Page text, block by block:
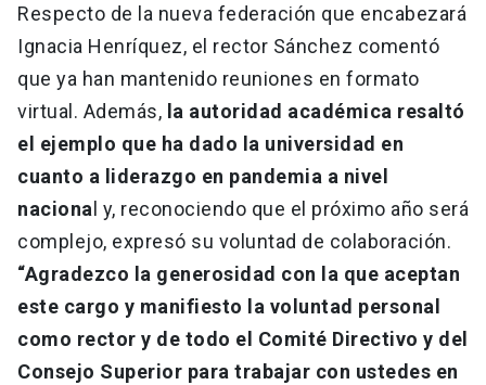
Respecto de la nueva federación que encabezará
Ignacia Henríquez, el rector Sánchez comentó
que ya han mantenido reuniones en formato
virtual. Además, la autoridad académica resaltó
el ejemplo que ha dado la universidad en
cuanto a liderazgo en pandemia a nivel
naciona l y, reconociendo que el próximo año será
complejo, expresó su voluntad de colaboración.
“Agradezco la generosidad con la que aceptan
este cargo y manifiesto la voluntad personal
como rector y de todo el Comité Directivo y del
Consejo Superior para trabajar con ustedes en